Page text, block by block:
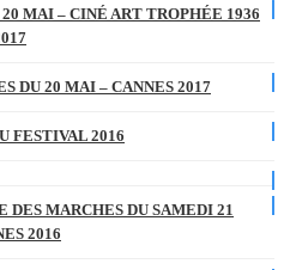
MAI – CINÉ ART TROPHÉE 1936
DU 20 MAI – CANNES 2017
FESTIVAL 2016
DES MARCHES DU SAMEDI 21
2016